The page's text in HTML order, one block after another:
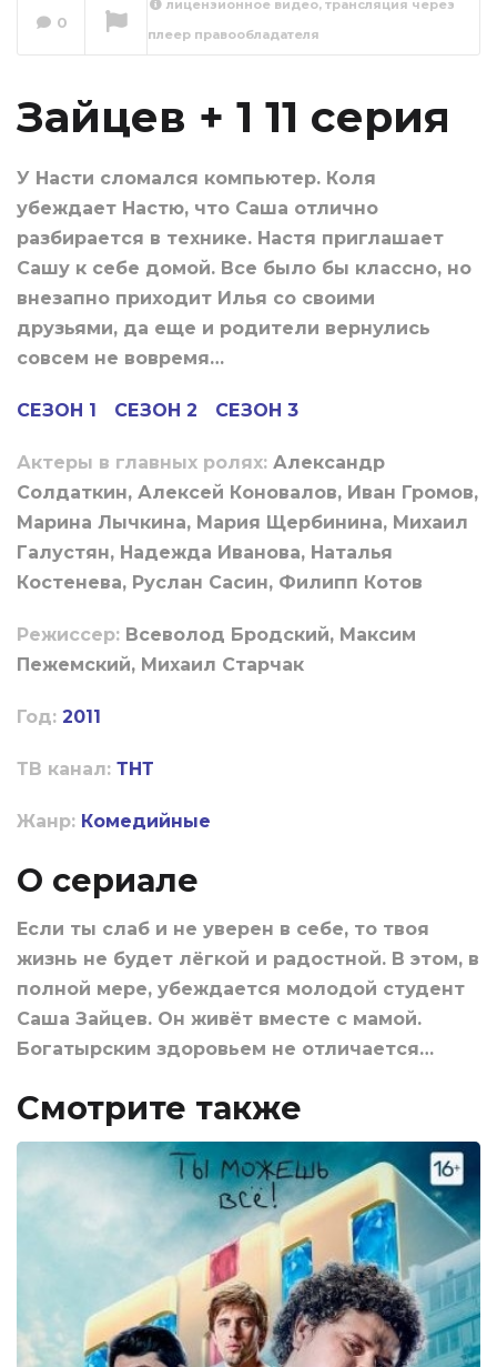
0
лицензионное видео, трансляция через
плеер правообладателя
Зайцев + 1 11 серия
У Насти сломался компьютер. Коля
убеждает Настю, что Саша отлично
разбирается в технике. Настя приглашает
Сашу к себе домой. Все было бы классно, но
внезапно приходит Илья со своими
друзьями, да еще и родители вернулись
совсем не вовремя…
СЕЗОН 1 СЕЗОН 2 СЕЗОН 3
Актеры в главных ролях: Александр
Солдаткин, Алексей Коновалов, Иван Громов,
Марина Лычкина, Мария Щербинина, Михаил
Галустян, Надежда Иванова, Наталья
Костенева, Руслан Сасин, Филипп Котов
Режиссер: Всеволод Бродский, Максим
Пежемский, Михаил Старчак
Год: 2011
ТВ канал: ТНТ
Жанр: Комедийные
О сериале
Если ты слаб и не уверен в себе, то твоя
жизнь не будет лёгкой и радостной. В этом, в
полной мере, убеждается молодой студент
Саша Зайцев. Он живёт вместе с мамой.
Богатырским здоровьем не отличается…
Смотрите также